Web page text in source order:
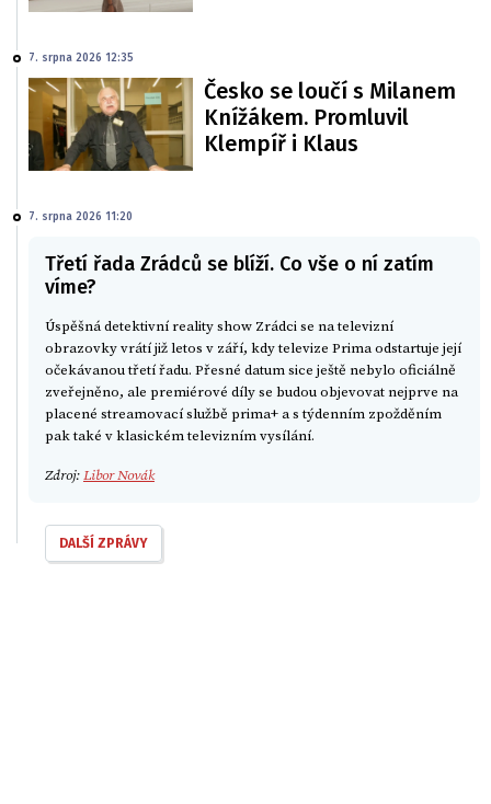
7. srpna 2026 12:35
Česko se loučí s Milanem
Knížákem. Promluvil
Klempíř i Klaus
7. srpna 2026 11:20
Třetí řada Zrádců se blíží. Co vše o ní zatím
víme?
Úspěšná detektivní reality show Zrádci se na televizní
obrazovky vrátí již letos v září, kdy televize Prima odstartuje její
očekávanou třetí řadu. Přesné datum sice ještě nebylo oficiálně
zveřejněno, ale premiérové díly se budou objevovat nejprve na
placené streamovací službě prima+ a s týdenním zpožděním
pak také v klasickém televizním vysílání.
Zdroj:Libor Novák
DALŠÍ ZPRÁVY